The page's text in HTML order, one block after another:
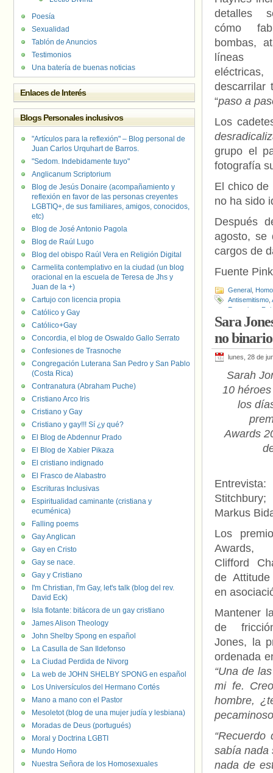
detalles
cómo
bombas,
líneas
eléctricas,
descarrilar
“paso a
Los
grupo el
fotografía
El chico de
no ha sido
Después
agosto, se
cargos de
Fuente
General
Antisemitismo
Emporium
Sara
no
lunes, 28 de
Sarah
10
los
Awards
Markus
Los
Awards,
Clifford
de
en
Mantener
de
Jones, la
ordenada
“Una de
mi fe.
hombre,
sabía nada
nada de
Poesía
Sexualidad
Tablón de Anuncios
Testimonios
Una batería de buenas noticias
Enlaces de Interés
Blogs Personales inclusivos
"Artículos para la reflexión" – Blog personal de
Juan Carlos Urquhart de Barros.
"Sedom. Indebidamente tuyo"
Anglicanum Scriptorium
Blog de Jesús Donaire (acompañamiento y
reflexión en favor de las personas creyentes
LGBTIQ+, de sus familiares, amigos, conocidos,
etc)
Blog de José Antonio Pagola
Blog de Raúl Lugo
Blog del obispo Raúl Vera en Religión Digital
Carmelita contemplativo en la ciudad (un blog
oracional en la escuela de Teresa de Jhs y
Juan de la +)
Cartujo con licencia propia
Católico y Gay
Católico+Gay
Concordia, el blog de Oswaldo Gallo Serrato
Confesiones de Trasnoche
Congregación Luterana San Pedro y San Pablo
(Costa Rica)
Contranatura (Abraham Puche)
Cristiano Arco Iris
Cristiano y Gay
Cristiano y gay!!! Sí ¿y qué?
El Blog de Abdennur Prado
El Blog de Xabier Pikaza
El cristiano indignado
El Frasco de Alabastro
Escrituras Inclusivas
Espiritualidad caminante (cristiana y
ecuménica)
Falling poems
Gay Anglican
Gay en Cristo
Gay se nace.
Gay y Cristiano
I'm Christian, I'm Gay, let's talk (blog del rev.
David Eck)
Isla flotante: bitácora de un gay cristiano
James Alison Theology
John Shelby Spong en español
La Casulla de San Ildefonso
La Ciudad Perdida de Nivorg
La web de JOHN SHELBY SPONG en español
Los Universículos del Hermano Cortés
Mano a mano con el Pastor
Mesoletot (blog de una mujer judía y lesbiana)
Moradas de Deus (portugués)
Moral y Doctrina LGBTI
Mundo Homo
Nuestra Señora de los Homosexuales